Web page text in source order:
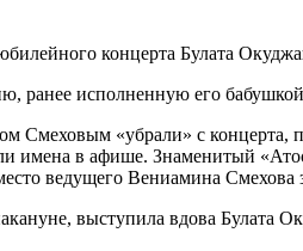
ранее исполненную его
Смеховым «убрали» с
имена в афише. Знаменитый
ведущего Вениамина Смехова
выступила вдова Булата